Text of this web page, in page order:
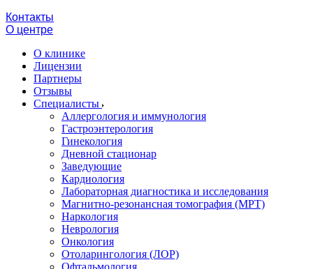
Контакты
О центре
О клинике
Лицензии
Партнеры
Отзывы
Специалисты
Аллергология и иммунология
Гастроэнтерология
Гинекология
Дневной стационар
Заведующие
Кардиология
Лабораторная диагностика и исследования
Магнитно-резонансная томография (МРТ)
Наркология
Неврология
Онкология
Отоларингология (ЛОР)
Офтальмология